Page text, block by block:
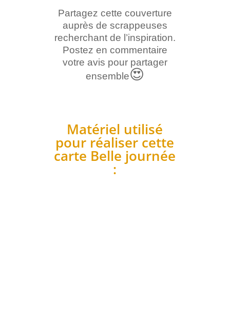
Partagez cette couverture
auprès de scrappeuses
recherchant de l’inspiration.
Postez en commentaire
votre avis pour partager
ensemble😍
Matériel utilisé
pour réaliser cette
carte Belle journée
: